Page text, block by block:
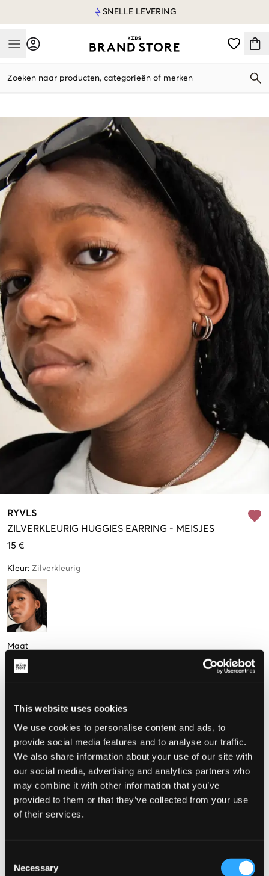
This website uses cookies
We use cookies to personalise content and ads, to
provide social media features and to analyse our traffic.
We also share information about your use of our site with
our social media, advertising and analytics partners who
may combine it with other information that you’ve
provided to them or that they’ve collected from your use
of their services.
Selection
Necessary
SNELLE LEVERING
Mobile Menu
Zoeken naar producten, categorieën of merken
RYVLS
ZILVERKLEURIG HUGGIES EARRING - MEISJES
15 €
Kleur: Zilverkleurig
Maat
One size
Te klein Perfect Te groot
MAATTABEL
KIES EEN MAAT